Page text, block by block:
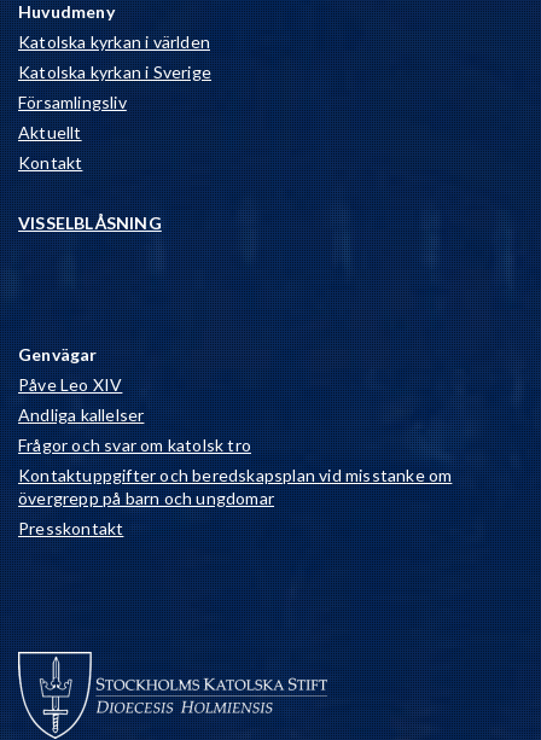
Huvudmeny
Katolska kyrkan i världen
Katolska kyrkan i Sverige
Församlingsliv
Aktuellt
Kontakt
VISSELBLÅSNING
Genvägar
Påve Leo XIV
Andliga kallelser
Frågor och svar om katolsk tro
Kontaktuppgifter och beredskapsplan vid misstanke om
övergrepp på barn och ungdomar
Presskontakt